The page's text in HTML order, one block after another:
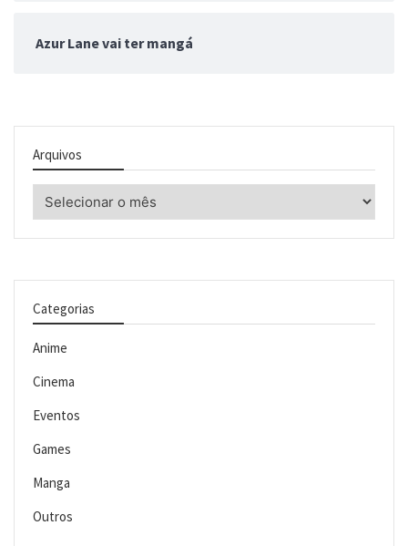
Azur Lane vai ter mangá
Arquivos
Categorias
Anime
Cinema
Eventos
Games
Manga
Outros